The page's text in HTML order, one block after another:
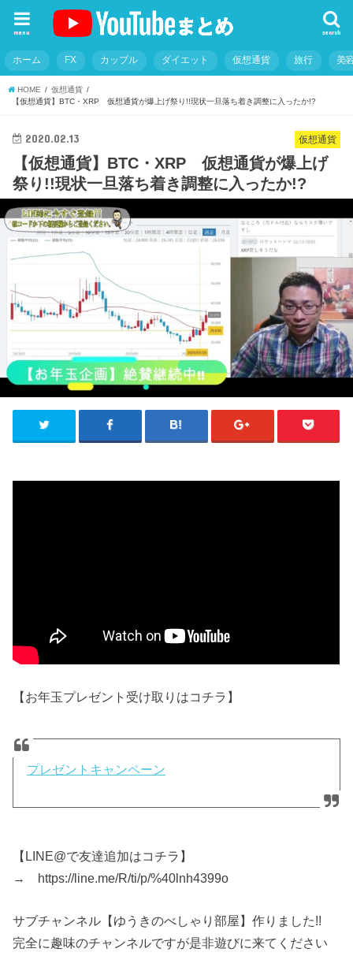
search
menu
ホーム FX カップル ダイエット 仮想通貨 旅行 美
HOME
仮想通貨
【仮想通貨】BTC・XRP 仮想通貨が爆上げ祭り!!現状一旦落ち着き調整に入ったか!?
仮想通貨
2020.02.13
【仮想通貨】BTC・XRP 仮想通貨が爆上げ
祭り!!現状一旦落ち着き調整に入ったか!?
【お年玉プレゼント受け取りはコチラ】
プレゼントキャンペーン
【LINE@で友達追加はコチラ】
→ https://line.me/R/ti/p/%40lnh4399o
サブチャンネル【ゆうきのべしゃり部屋】作りました!!
完全に趣味のチャンネルですが是非遊びに来てください